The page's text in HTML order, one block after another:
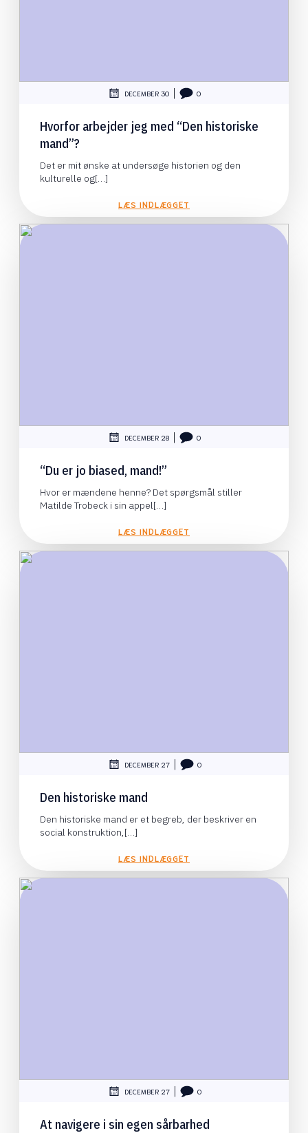
DECEMBER 30 0
Hvorfor arbejder jeg med “Den historiske
mand”?
Det er mit ønske at undersøge historien og den
kulturelle og[…]
LÆS INDLÆGGET
DECEMBER 28 0
“Du er jo biased, mand!”
Hvor er mændene henne? Det spørgsmål stiller
Matilde Trobeck i sin appel[…]
LÆS INDLÆGGET
DECEMBER 27 0
Den historiske mand
Den historiske mand er et begreb, der beskriver en
social konstruktion,[…]
LÆS INDLÆGGET
DECEMBER 27 0
At navigere i sin egen sårbarhed